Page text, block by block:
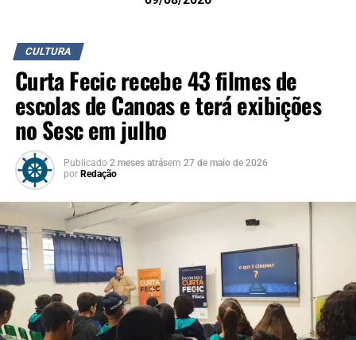
CULTURA
Curta Fecic recebe 43 filmes de
escolas de Canoas e terá exibições
no Sesc em julho
Publicado 2 meses atrásem 27 de maio de 2026
por Redação